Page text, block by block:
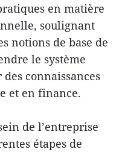
en matière
soulignant
notions de base de
le système
connaissances
et en finance.
de l’entreprise
étapes de